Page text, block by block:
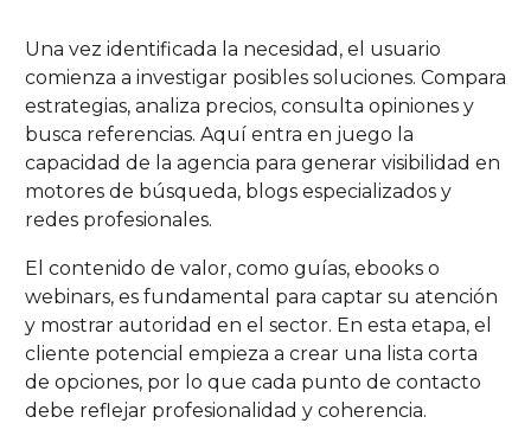
Una vez identificada la necesidad, el usuario
comienza a investigar posibles soluciones. Compara
estrategias, analiza precios, consulta opiniones y
busca referencias. Aquí entra en juego la
capacidad de la agencia para generar visibilidad en
motores de búsqueda, blogs especializados y
redes profesionales.
El contenido de valor, como guías, ebooks o
webinars, es fundamental para captar su atención
y mostrar autoridad en el sector. En esta etapa, el
cliente potencial empieza a crear una lista corta
de opciones, por lo que cada punto de contacto
debe reflejar profesionalidad y coherencia.